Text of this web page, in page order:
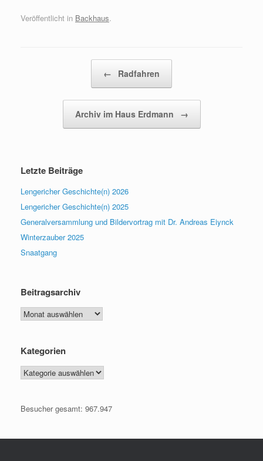
Veröffentlicht in Backhaus.
← Radfahren
Archiv im Haus Erdmann →
Letzte Beiträge
Lengericher Geschichte(n) 2026
Lengericher Geschichte(n) 2025
Generalversammlung und Bildervortrag mit Dr. Andreas Eiynck
Winterzauber 2025
Snaatgang
Beitragsarchiv
Beitragsarchiv
Kategorien
Kategorien
Besucher gesamt: 967.947